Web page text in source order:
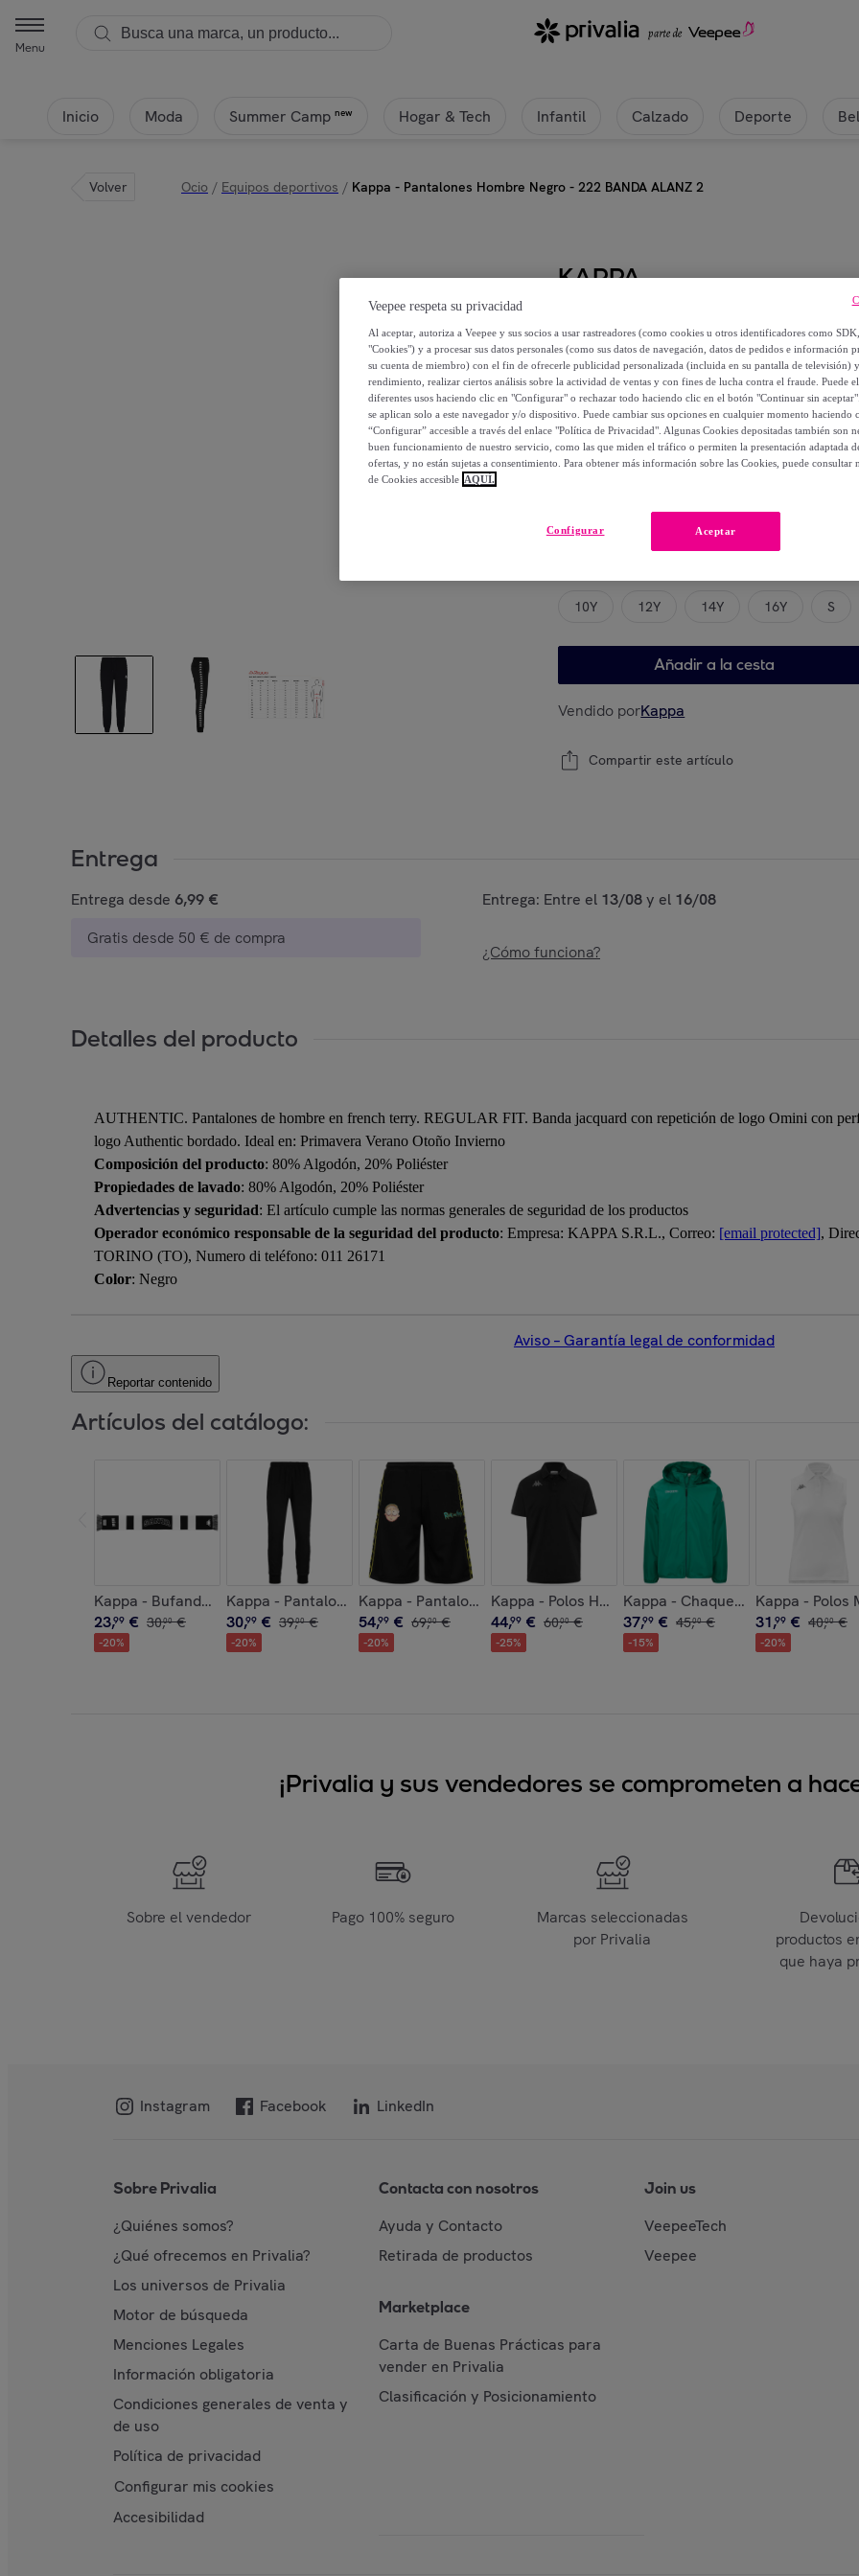
Menu
Inicio Moda Summer Camp new Hogar & Tech Infantil Calzado Deporte
Volver Ocio / Equipos deportivos / Kappa - Pantalones Hombre Negro - 222 BANDA ALANZ 2
KAPPA
Kappa - Pantalones Hombre
Desde
42,99 €
65,00 €
-33%
Elige tu modelo
10Y 12Y 14Y 16Y S
Añadir a la cesta
Vendido porKappa
Compartir este artículo
Entrega
Entrega desde 6,99 €
Gratis desde 50 € de compra
Entrega: Entre el 13/08y el 16/08
¿Cómo funciona?
Detalles del producto
AUTHENTIC. Pantalones de hombre en french terry. REGULAR FIT. Banda jacquard con repetición de logo Omini con
logo Authentic bordado. Ideal en: Primavera Verano Otoño Invierno
Composición del producto: 80% Algodón, 20% Poliéster
Propiedades de lavado: 80% Algodón, 20% Poliéster
Advertencias y seguridad: El artículo cumple las normas generales de seguridad de los productos
Operador económico responsable de la seguridad del producto: Empresa: KAPPA S.R.L., Correo: [email protected],
TORINO (TO), Numero di teléfono: 011 26171
Color: Negro
Aviso – Garantía legal de conformidad
Reportar contenido
Artículos del catálogo:
Kappa - Bufandas Hombre Mujer Negro - Authentic Milotis Mini Shop
23,99 € 30,00 €
-20%
Kappa - Pantalones Hombre Negro - Logo Bipant Slim
30,99 € 39,00 €
-20%
Kappa - Pantalones cortos Hombre Negro - 222 Banda Myo Warner Bros
54,99 € 69,00 €
-20%
Kappa - Polos Hombre Negro - Fimes
44,99 € 60,00 €
-25%
Kappa - Chaquetas Niño Verde -
37,99 € 45,00 €
-15%
Kappa - Polos
31,99 € 40,00 €
-20%
¡Privalia y sus vendedores se comprometen a
Sobre el vendedor Pago 100% seguro
Marcas seleccionadas
por Privalia
productos
que haya
Instagram Facebook LinkedIn
Sobre Privalia
¿Quiénes somos?
¿Qué ofrecemos en Privalia?
Los universos de Privalia
Motor de búsqueda
Menciones Legales
Información obligatoria
Condiciones generales de venta y
de uso
Política de privacidad
Configurar mis cookies
Accesibilidad
Contacta con nosotros
Ayuda y Contacto
Retirada de productos
Marketplace
Carta de Buenas Prácticas para
vender en Privalia
Clasificación y Posicionamiento
Join us
VeepeeTech
Veepee
Veepee respeta su privacidad
Al aceptar, autoriza a Veepee y sus socios a usar rastreadores (como cookies u otros identificadores como
"Cookies") y a procesar sus datos personales (como sus datos de navegación, datos de pedidos e información
su cuenta de miembro) con el fin de ofrecerle publicidad personalizada (incluida en su pantalla de televisión)
rendimiento, realizar ciertos análisis sobre la actividad de ventas y con fines de lucha contra el fraude. Puede
diferentes usos haciendo clic en "Configurar" o rechazar todo haciendo clic en el botón "Continuar sin
se aplican solo a este navegador y/o dispositivo. Puede cambiar sus opciones en cualquier momento haciendo
“Configurar” accesible a través del enlace "Política de Privacidad". Algunas Cookies depositadas también son
buen funcionamiento de nuestro servicio, como las que miden el tráfico o permiten la presentación adaptada
ofertas, y no están sujetas a consentimiento. Para obtener más información sobre las Cookies, puede consultar
de Cookies accesible AQUÍ.
Aceptar
Configurar